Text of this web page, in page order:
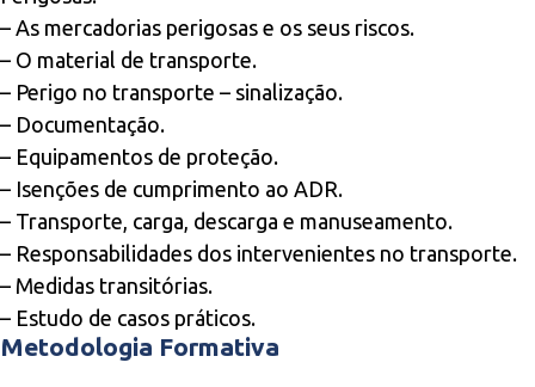
– As mercadorias perigosas e os seus riscos.
– O material de transporte.
– Perigo no transporte – sinalização.
– Documentação.
– Equipamentos de proteção.
– Isenções de cumprimento ao ADR.
– Transporte, carga, descarga e manuseamento.
– Responsabilidades dos intervenientes no transporte.
– Medidas transitórias.
– Estudo de casos práticos.
Metodologia Formativa